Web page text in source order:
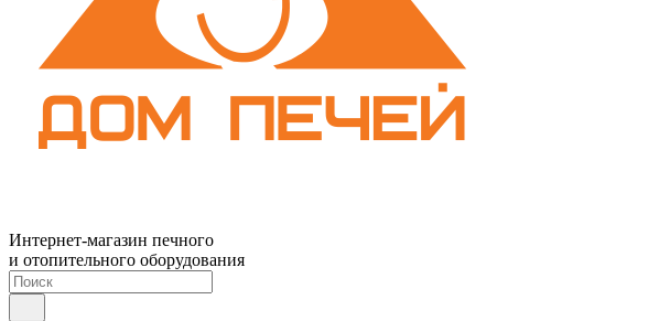
Интернет-магазин печного
и отопительного оборудования